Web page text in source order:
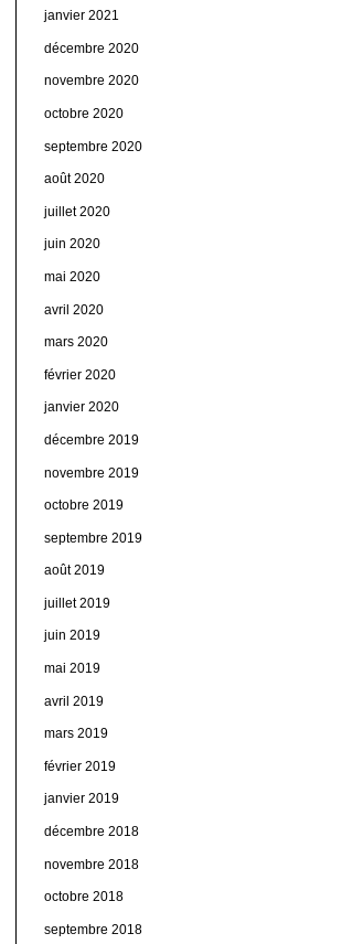
janvier 2021
décembre 2020
novembre 2020
octobre 2020
septembre 2020
août 2020
juillet 2020
juin 2020
mai 2020
avril 2020
mars 2020
février 2020
janvier 2020
décembre 2019
novembre 2019
octobre 2019
septembre 2019
août 2019
juillet 2019
juin 2019
mai 2019
avril 2019
mars 2019
février 2019
janvier 2019
décembre 2018
novembre 2018
octobre 2018
septembre 2018